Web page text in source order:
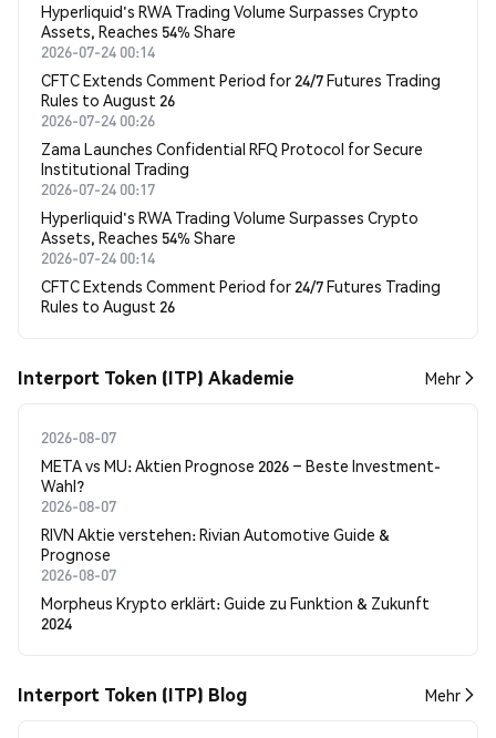
Hyperliquid's RWA Trading Volume Surpasses Crypto
Assets, Reaches 54% Share
2026-07-24 00:14
CFTC Extends Comment Period for 24/7 Futures Trading
Rules to August 26
2026-07-24 00:26
Zama Launches Confidential RFQ Protocol for Secure
Institutional Trading
2026-07-24 00:17
Hyperliquid's RWA Trading Volume Surpasses Crypto
Assets, Reaches 54% Share
2026-07-24 00:14
CFTC Extends Comment Period for 24/7 Futures Trading
Rules to August 26
Interport Token (ITP) Akademie Mehr
2026-08-07
META vs MU: Aktien Prognose 2026 – Beste Investment-
Wahl?
2026-08-07
RIVN Aktie verstehen: Rivian Automotive Guide &
Prognose
2026-08-07
Morpheus Krypto erklärt: Guide zu Funktion & Zukunft
2024
Interport Token (ITP) Blog Mehr